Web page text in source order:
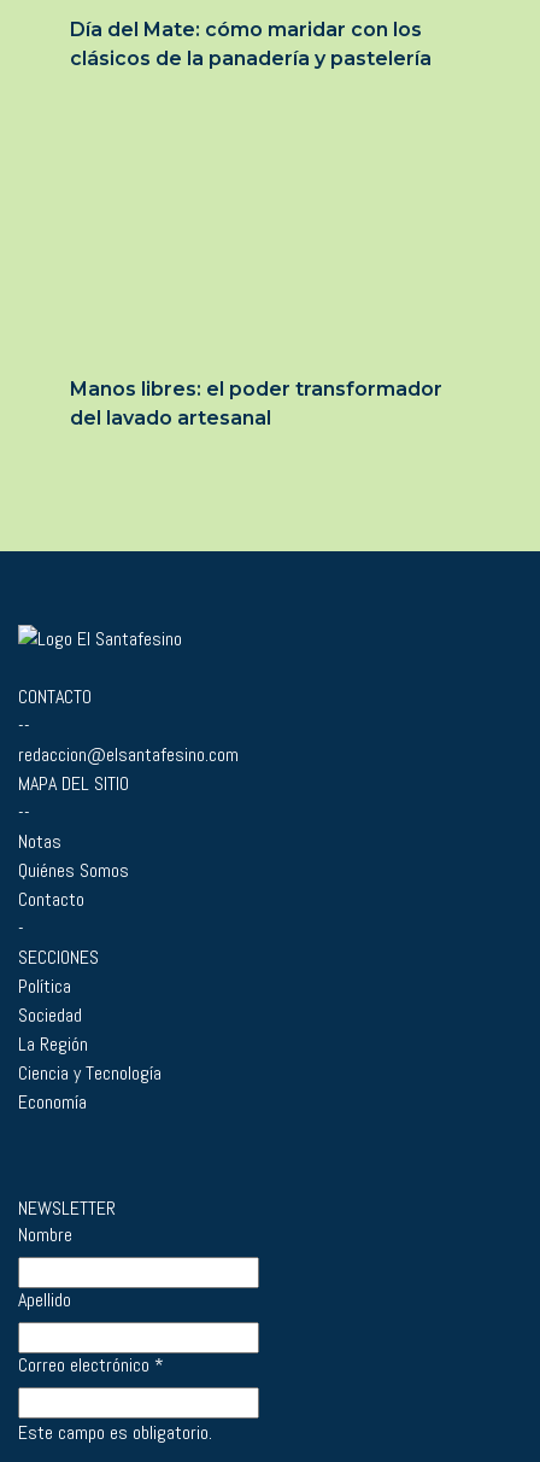
Día del Mate: cómo maridar con los
clásicos de la panadería y pastelería
Manos libres: el poder transformador
del lavado artesanal
CONTACTO
--
redaccion@elsantafesino.com
MAPA DEL SITIO
--
Notas
Quiénes Somos
Contacto
-
SECCIONES
Política
Sociedad
La Región
Ciencia y Tecnología
Economía
NEWSLETTER
Nombre
Apellido
Correo electrónico *
Este campo es obligatorio.